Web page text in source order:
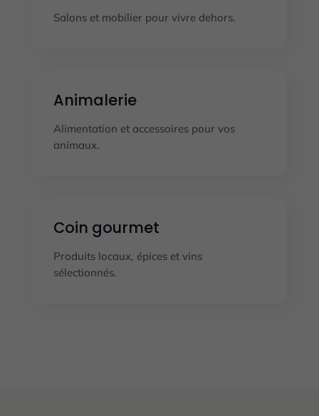
Salons et mobilier pour vivre dehors.
Animalerie
Alimentation et accessoires pour vos
animaux.
Coin gourmet
Produits locaux, épices et vins
sélectionnés.